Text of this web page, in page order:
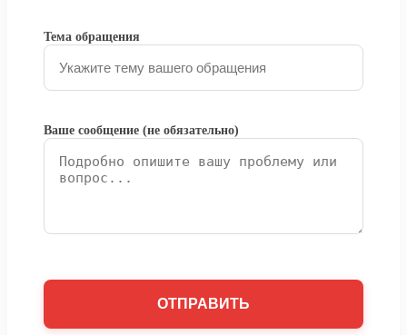
Тема обращения
Ваше сообщение (не обязательно)